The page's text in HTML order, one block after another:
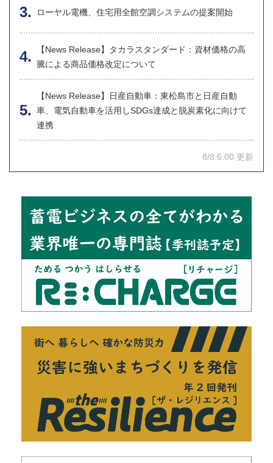
ローヤル電機、住宅用全館空調システムの提案開始
【News Release】タカラスタンダード：資材価格の高
騰による商品価格改定について
【News Release】日産自動車：東松島市と日産自動
車、電気自動車を活用しSDGs達成と脱炭素化に向けて
連携
8/8 6:00 更新